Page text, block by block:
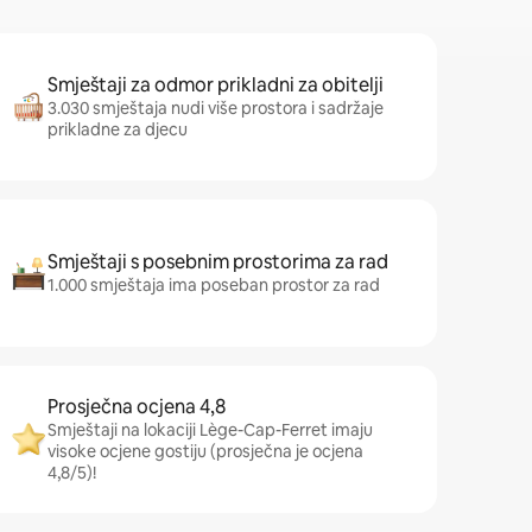
Smještaji za odmor prikladni za obitelji
3.030 smještaja nudi više prostora i sadržaje
prikladne za djecu
Smještaji s posebnim prostorima za rad
1.000 smještaja ima poseban prostor za rad
Prosječna ocjena 4,8
Smještaji na lokaciji Lège-Cap-Ferret imaju
visoke ocjene gostiju (prosječna je ocjena
4,8/5)!